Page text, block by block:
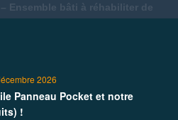
Ensemble bâti à réhabiliter de
2026
Panneau Pocket et notre
!